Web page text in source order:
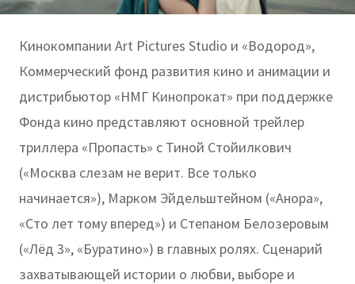
Кинокомпании Art Pictures Studio и «Водород»,
Коммерческий фонд развития кино и анимации и
дистрибьютор «НМГ Кинопрокат» при поддержке
Фонда кино представляют основной трейлер
триллера «Пропасть» с Тиной Стойилкович
(«Москва слезам не верит. Все только
начинается»), Марком Эйдельштейном («Анора»,
«Сто лет тому вперед») и Степаном Белозеровым
(«Лёд 3», «Буратино») в главных ролях. Сценарий
захватывающей истории о любви, выборе и